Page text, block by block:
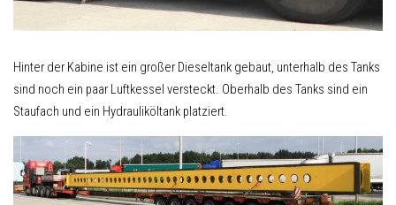
Hinter der Kabine ist ein großer Dieseltank gebaut, unterhalb des Tanks
sind noch ein paar Luftkessel versteckt. Oberhalb des Tanks sind ein
Staufach und ein Hydrauliköltank platziert.